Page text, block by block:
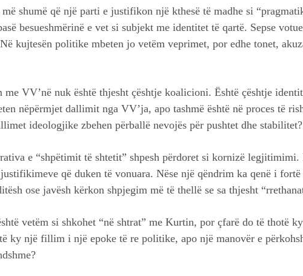
shumë që një parti e justifikon një kthesë të madhe si
besueshmërinë e vet si subjekt me identitet të qartë. Sepse
kujtesën politike mbeten jo vetëm veprimet, por edhe tonet,
VV’në nuk është thjesht çështje koalicioni. Është çështje
nëpërmjet dallimit nga VV’ja, apo tashmë është në proces të
ideologjike zbehen përballë nevojës për pushtet dhe stabilitet?
e “shpëtimit të shtetit” shpesh përdoret si kornizë
që duken të vonuara. Nëse një qëndrim ka qenë i
ose javësh kërkon shpjegim më të thellë se sa thjesht
vetëm si shkohet “në shtrat” me Kurtin, por çfarë do të thotë
ky një fillim i një epoke të re politike, apo një manovër e